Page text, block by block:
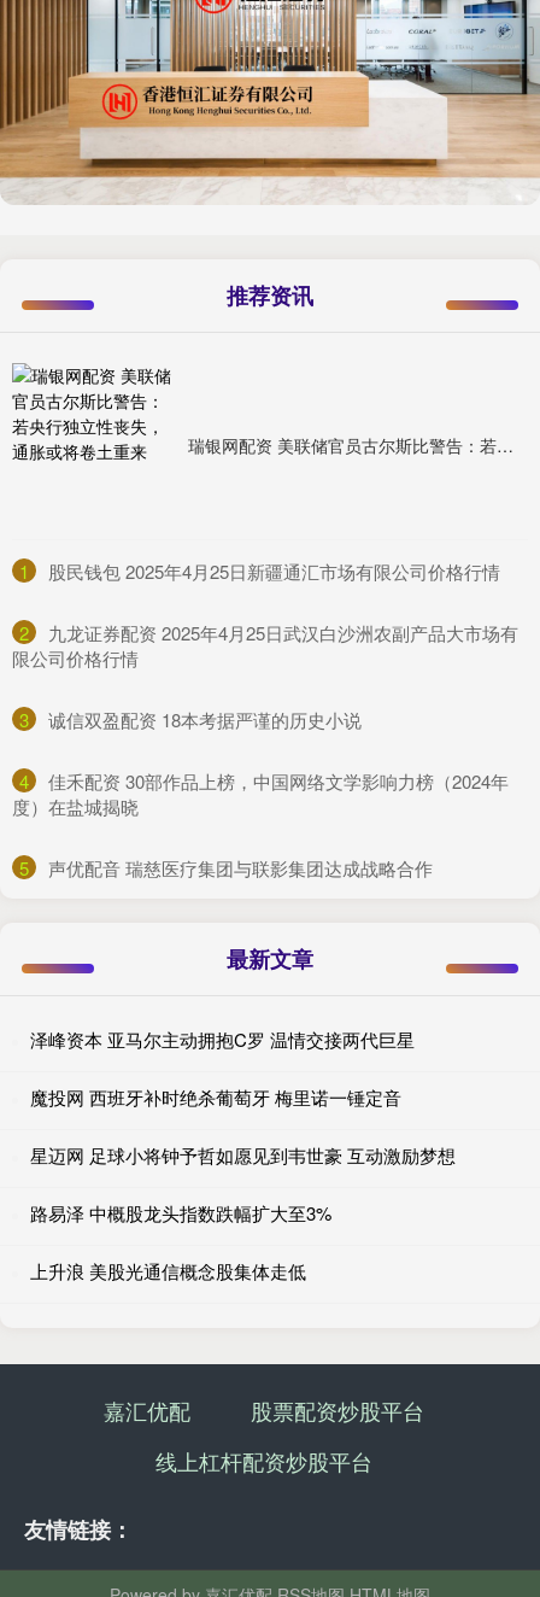
推荐资讯
瑞银网配资 美联储官员古尔斯比警告：若央行独立性丧失，通胀或将卷土重来
1 ​股民钱包 2025年4月25日新疆通汇市场有限公司价格行情
2
​九龙证券配资 2025年4月25日武汉白沙洲农副产品大市场有
限公司价格行情
3 ​诚信双盈配资 18本考据严谨的历史小说
4
​佳禾配资 30部作品上榜，中国网络文学影响力榜（2024年
度）在盐城揭晓
5 ​声优配音 瑞慈医疗集团与联影集团达成战略合作
最新文章
泽峰资本 亚马尔主动拥抱C罗 温情交接两代巨星
魔投网 西班牙补时绝杀葡萄牙 梅里诺一锤定音
星迈网 足球小将钟予哲如愿见到韦世豪 互动激励梦想
路易泽 中概股龙头指数跌幅扩大至3%
上升浪 美股光通信概念股集体走低
嘉汇优配
股票配资炒股平台
线上杠杆配资炒股平台
友情链接：